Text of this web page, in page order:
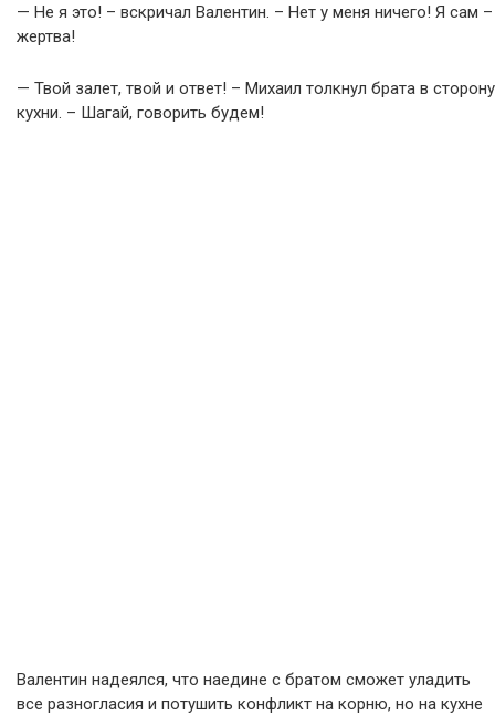
— Не я это! – вскричал Валентин. – Нет у меня ничего! Я сам –
жертва!
— Твой залет, твой и ответ! – Михаил толкнул брата в сторону
кухни. – Шагай, говорить будем!
Валентин надеялся, что наедине с братом сможет уладить
все разногласия и потушить конфликт на корню, но на кухне